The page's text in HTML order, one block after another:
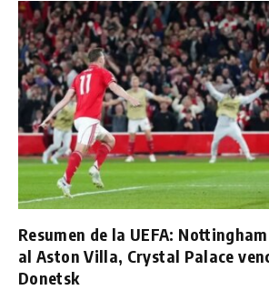
Resumen de la UEFA:
al Aston Villa, Crystal Palace
Donetsk